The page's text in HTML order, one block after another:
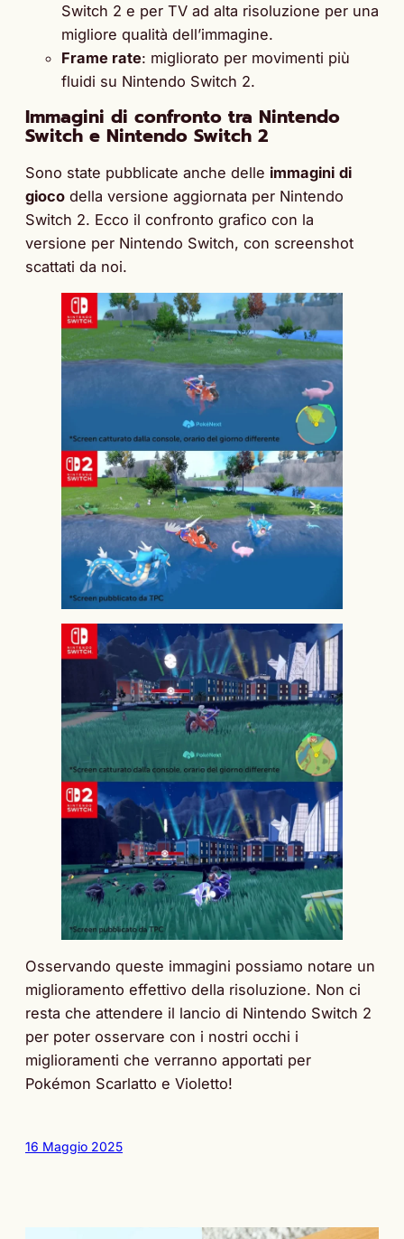
Switch 2 e per TV ad alta risoluzione per una
migliore qualità dell’immagine.
Frame rate: migliorato per movimenti più
fluidi su Nintendo Switch 2.
Immagini di confronto tra Nintendo
Switch e Nintendo Switch 2
Sono state pubblicate anche delle immagini di
gioco della versione aggiornata per Nintendo
Switch 2. Ecco il confronto grafico con la
versione per Nintendo Switch, con screenshot
scattati da noi.
Osservando queste immagini possiamo notare un
miglioramento effettivo della risoluzione. Non ci
resta che attendere il lancio di Nintendo Switch 2
per poter osservare con i nostri occhi i
miglioramenti che verranno apportati per
Pokémon Scarlatto e Violetto!
16 Maggio 2025